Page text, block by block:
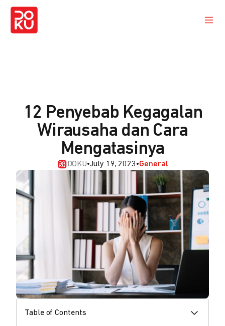
12 Penyebab Kegagalan
Wirausaha dan Cara
Mengatasinya
DOKU•July 19, 2023•General
Table of Contents